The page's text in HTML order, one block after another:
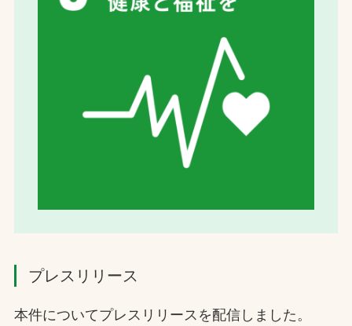
プレスリリース
本件についてプレスリリースを配信しました。